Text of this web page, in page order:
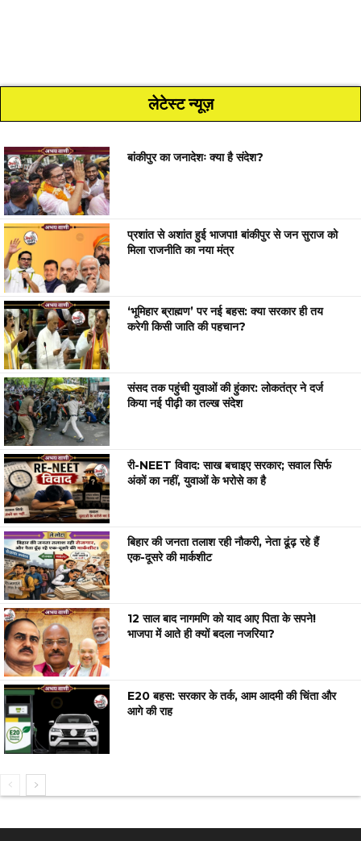
लेटेस्ट न्यूज़
बांकीपुर का जनादेशः क्या है संदेश?
प्रशांत से अशांत हुई भाजपा! बांकीपुर से जन सुराज को
मिला राजनीति का नया मंत्र
‘भूमिहार ब्राह्मण’ पर नई बहस: क्या सरकार ही तय
करेगी किसी जाति की पहचान?
संसद तक पहुंची युवाओं की हुंकार: लोकतंत्र ने दर्ज
किया नई पीढ़ी का तल्ख संदेश
री-NEET विवाद: साख बचाइए सरकार; सवाल सिर्फ
अंकों का नहीं, युवाओं के भरोसे का है
बिहार की जनता तलाश रही नौकरी, नेता ढूंढ़ रहे हैं
एक-दूसरे की मार्कशीट
12 साल बाद नागमणि को याद आए पिता के सपने!
भाजपा में आते ही क्यों बदला नजरिया?
E20 बहस: सरकार के तर्क, आम आदमी की चिंता और
आगे की राह